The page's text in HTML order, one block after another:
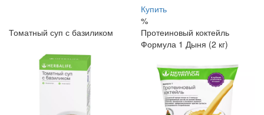
Купить
%
Томатный суп с базиликом
Протеиновый коктейль
Формула 1 Дыня (2 кг)